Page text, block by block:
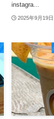
instagra...
2025年9月19日